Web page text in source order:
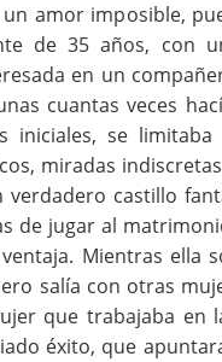
amor imposible,
de 35 años, con
en un
cuantas veces
iniciales, se
miradas
verdadero castillo
de jugar al
Mientras ella
salía con otras
que trabajaba en
éxito, que